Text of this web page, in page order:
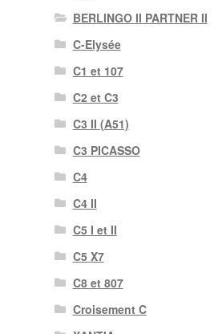
BERLINGO II PARTNER II
C-Elysée
C1 et 107
C2 et C3
C3 II (A51)
C3 PICASSO
C4
C4 II
C5 I et II
C5 X7
C8 et 807
Croisement C